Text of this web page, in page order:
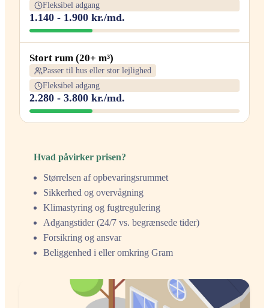
Fleksibel adgang
1.140 - 1.900 kr./md.
Stort rum (20+ m³)
Passer til hus eller stor lejlighed
Fleksibel adgang
2.280 - 3.800 kr./md.
Hvad påvirker prisen?
Størrelsen af opbevaringsrummet
Sikkerhed og overvågning
Klimastyring og fugtregulering
Adgangstider (24/7 vs. begrænsede tider)
Forsikring og ansvar
Beliggenhed i eller omkring Gram